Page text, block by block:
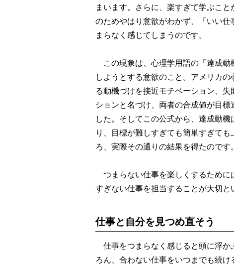
まいます。さらに、楽すぎて学ぶこ
のためやはり意欲がわかず、「いい
まらなく感じてしまうのです。
この現象は、心理学用語の「達成動
しようとする意欲のこと。アメリカ
る動機づけを接近モチベーション、
ションと名づけ、両者の合成値が目
した。そしてこの公式から、達成動
り、目標が難しすぎても簡単すぎて
ろ、実際その通りの結果を得たのです。
つまらない仕事を楽しくするために
すぎない仕事を担当することが大切と
仕事と自分を見つめ直そう
仕事をつまらなく感じると頭に浮か
ろん、合わない仕事をいつまでも続